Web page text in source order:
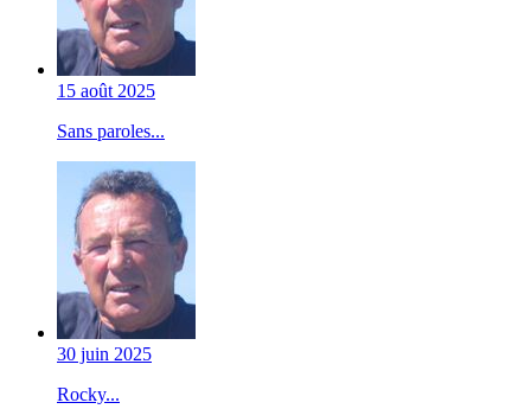
15 août 2025
Sans paroles...
30 juin 2025
Rocky...